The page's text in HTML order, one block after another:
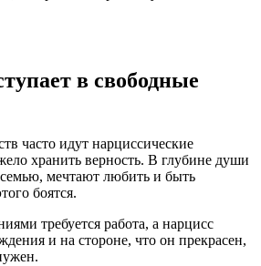
в свободные
часто идут нарциссические
хранить верность. В глубине души
мечтают любить и быть
боятся.
требуется работа, а нарцисс
и на стороне, что он прекрасен,